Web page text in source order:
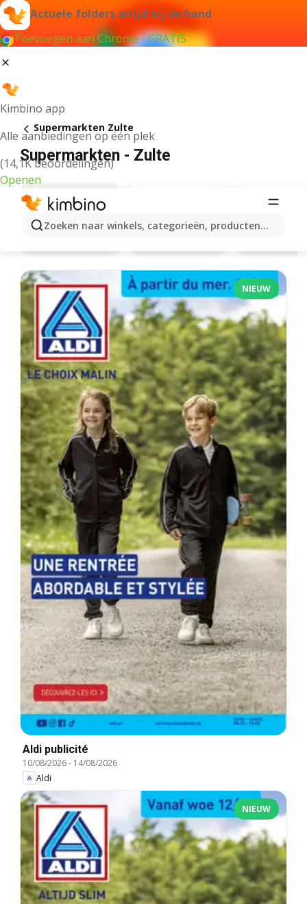
Actuele folders altijd bij de hand
Toevoegen aan Chrome - GRATIS
Kimbino app
Alle aanbiedingen op één plek
(14,1K beoordelingen)
Openen
Zoeken naar winkels, categorieën, producten...
Supermarkten Zulte
Supermarkten - Zulte
Aldi
NIEUW
Aldi publicité
10/08/2026- 14/08/2026
Aldi
NIEUW